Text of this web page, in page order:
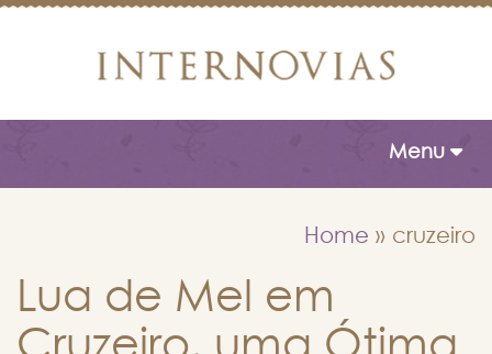
Toggle
Menu
Home » cruzeiro
Lua de Mel em